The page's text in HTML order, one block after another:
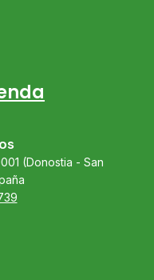
(Donostia - San